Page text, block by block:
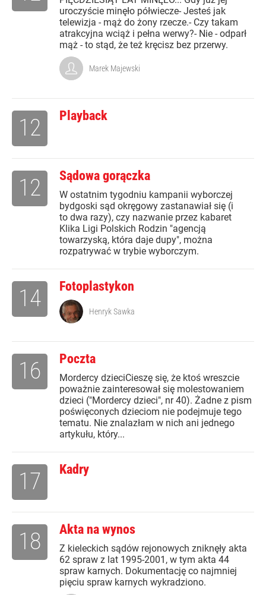
uroczyście minęło półwiecze- Jesteś jak
telewizja - mąż do żony rzecze.- Czy takam
atrakcyjna wciąż i pełna werwy?- Nie - odparł
mąż - to stąd, że też kręcisz bez przerwy.
Marek Majewski
Playback
12
Sądowa gorączka
W ostatnim tygodniu kampanii wyborczej
bydgoski sąd okręgowy zastanawiał się (i
to dwa razy), czy nazwanie przez kabaret
Klika Ligi Polskich Rodzin "agencją
towarzyską, która daje dupy", można
rozpatrywać w trybie wyborczym.
12
Fotoplastykon
14 Henryk Sawka
Poczta
Mordercy dzieciCieszę się, że ktoś wreszcie
poważnie zainteresował się molestowaniem
dzieci ("Mordercy dzieci", nr 40). Żadne z pism
poświęconych dzieciom nie podejmuje tego
tematu. Nie znalazłam w nich ani jednego
artykułu, który...
16
Kadry
17
Akta na wynos
Z kieleckich sądów rejonowych zniknęły akta
62 spraw z lat 1995-2001, w tym akta 44
spraw karnych. Dokumentację co najmniej
pięciu spraw karnych wykradziono.
18